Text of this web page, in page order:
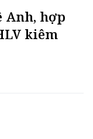
Anh, hợp
kiêm